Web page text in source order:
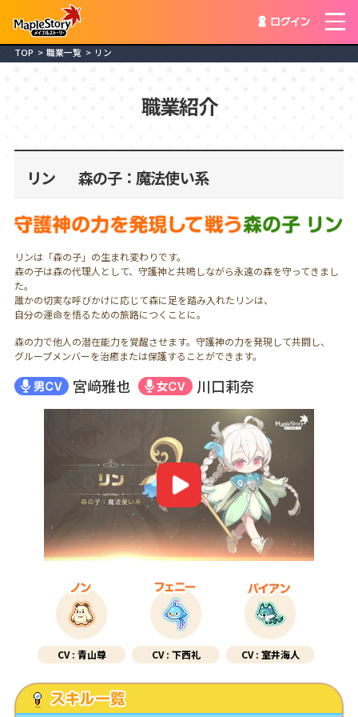
ログ
TOP 職業一覧 リン
職業紹介
リン 森の子：魔法使い系
リンは「森の子」の生まれ変わりです。
森の子は森の代理人として、守護神と共鳴しながら永遠の森を守ってきまし
た。
誰かの切実な呼びかけに応じて森に足を踏み入れたリンは、
自分の運命を悟るための旅路につくことに。
森の力で他人の潜在能力を覚醒させます。守護神の力を発現して共闘し、
グループメンバーを治癒または保護することができます。
宮﨑雅也 川⼝莉奈
CV : 青山尊 CV : 下西礼 CV : 室井海人